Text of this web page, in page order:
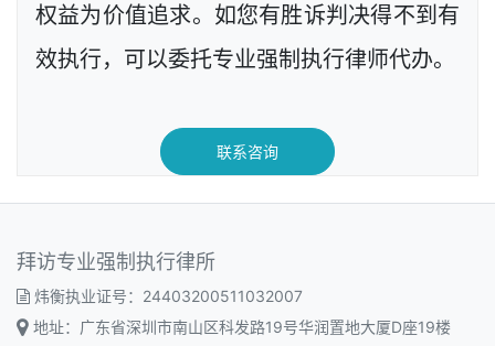
权益为价值追求。如您有胜诉判决得不到有
效执行，可以委托专业强制执行律师代办。
联系咨询
拜访专业强制执行律所
炜衡执业证号：24403200511032007
地址：广东省深圳市南山区科发路19号华润置地大厦D座19楼